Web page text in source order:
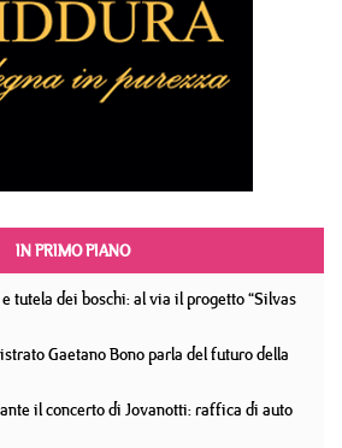
IN PRIMO PIANO
tutela dei boschi: al via il progetto “Silvas
Gaetano Bono parla del futuro della
il concerto di Jovanotti: raffica di auto